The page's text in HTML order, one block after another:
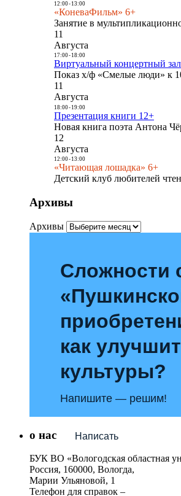
12:00- 13:00
«КоневаФильм» 6+
Занятие в
11
Августа
17:00- 18:00
Виртуальный концертный
Показ х/ф «Смелые люди» к
11
Августа
18:00- 19:00
Презентация книги 12+
Новая книга поэта Антона
12
Августа
12:00- 13:00
«Читающая лошадка» 6+
Детский клуб любителей
Архивы
Архивы
Сложности
как
культуры?
Напишите — решим!
Написать
о нас
БУК ВО «Вологодская областная
Россия, 160000, Вологда,
Марии Ульяновой, 1
Телефон для справок –